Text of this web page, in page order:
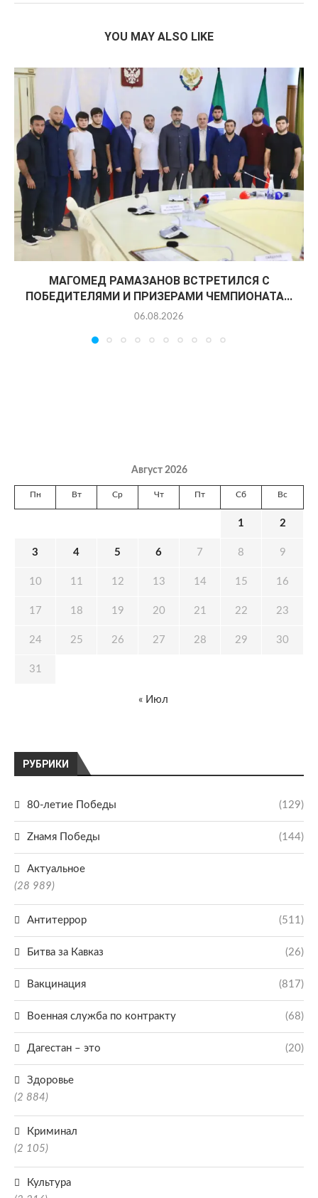
YOU MAY ALSO LIKE
МАГОМЕД РАМАЗАНОВ ВСТРЕТИЛСЯ С
ПОБЕДИТЕЛЯМИ И ПРИЗЕРАМИ ЧЕМПИОНАТА...
06.08.2026
РУБРИКИ
80-летие Победы (129)
Zнамя Победы (144)
Актуальное
(28 989)
Антитеррор (511)
Битва за Кавказ (26)
Вакцинация (817)
Военная служба по контракту (68)
Дагестан – это (20)
Здоровье
(2 884)
Криминал
(2 105)
Культура
Август 2026
Пн Вт Ср Чт Пт Сб Вс
1 2
3 4 5 6 7 8 9
10 11 12 13 14 15 16
17 18 19 20 21 22 23
24 25 26 27 28 29 30
31
« Июл